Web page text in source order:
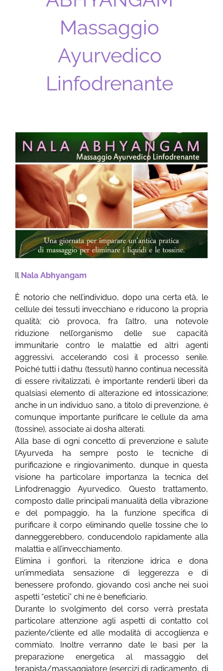
Massaggio
Ayurvedico
Linfodrenante
IlNala Abhyangam
È notorio che nell’individuo, dopo una certa età, le
cellule dei tessuti invecchiano e riducono la propria
qualità; ciò provoca, fra l’altro, una notevole
riduzione nell’organismo delle sue capacità
immunitarie contro le malattie ed altri agenti
aggressivi, accelerando così il processo senile.
Poiché tutti i dathu (tessuti) hanno continua necessità
di essere rivitalizzati, è importante renderli liberi da
qualsiasi elemento di alterazione ed intossicazione;
anche in un individuo sano, a titolo di prevenzione, è
comunque importante purificare le cellule da ama
(tossine), associate ai dosha alterati.
Alla base di ogni concetto di prevenzione e salute
l’Ayurveda ha sempre posto le tecniche di
purificazione e ringiovanimento, dunque in questa
visione ha particolare importanza la tecnica del
Linfodrenaggio Ayurvedico. Questo trattamento,
composto dalle principali manualità della vibrazione
e del pompaggio, ha la funzione specifica di
purificare il corpo eliminando quelle tossine che lo
danneggerebbero, conducendolo rapidamente alla
malattia e all’invecchiamento.
Elimina i gonfiori, la ritenzione idrica e dona
un’immediata sensazione di leggerezza e di
benessere profondo, giovando così anche nei suoi
aspetti “estetici” chi ne è beneficiario.
Durante lo svolgimento del corso verrà prestata
particolare attenzione agli aspetti di contatto col
paziente/cliente ed alle modalità di accoglienza e
commiato. Inoltre verranno date le basi per la
preparazione energetica al massaggio del
terapista/massaggiatore (esercizi di radicamento, di